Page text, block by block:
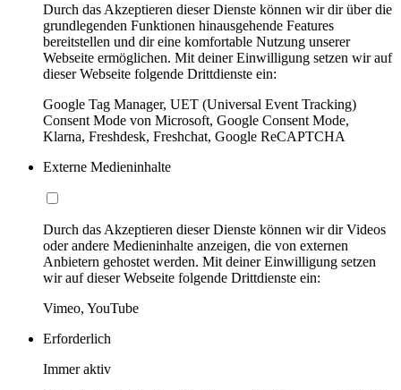
Durch das Akzeptieren dieser Dienste können wir dir über die
grundlegenden Funktionen hinausgehende Features
bereitstellen und dir eine komfortable Nutzung unserer
Webseite ermöglichen. Mit deiner Einwilligung setzen wir auf
dieser Webseite folgende Drittdienste ein:
Google Tag Manager, UET (Universal Event Tracking)
Consent Mode von Microsoft, Google Consent Mode,
Klarna, Freshdesk, Freshchat, Google ReCAPTCHA
Externe Medieninhalte
Durch das Akzeptieren dieser Dienste können wir dir Videos
oder andere Medieninhalte anzeigen, die von externen
Anbietern gehostet werden. Mit deiner Einwilligung setzen
wir auf dieser Webseite folgende Drittdienste ein:
Vimeo, YouTube
Erforderlich
Immer aktiv